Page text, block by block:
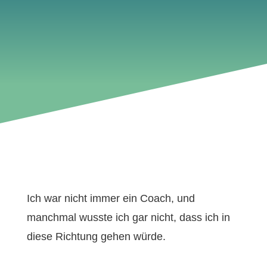
Ich war nicht immer ein Coach, und
manchmal wusste ich gar nicht, dass ich in
diese Richtung gehen würde.